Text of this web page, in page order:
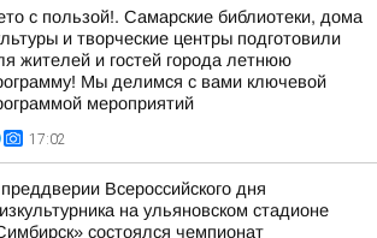
с пользой!. Самарские библиотеки, дома
и творческие центры подготовили
жителей и гостей города летнюю
Мы делимся с вами ключевой
мероприятий
17:02
Всероссийского дня
на ульяновском стадионе
состоялся чемпионат